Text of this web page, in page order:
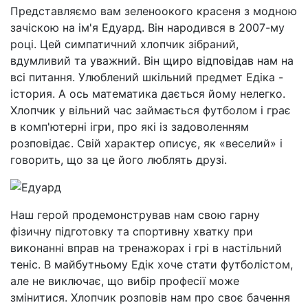
Представляємо вам зеленоокого красеня з модною
зачіскою на ім'я Едуард. Він народився в 2007-му
році. Цей симпатичний хлопчик зібраний,
вдумливий та уважний. Він щиро відповідав нам на
всі питання. Улюблений шкільний предмет Едіка -
істория. А ось математика дається йому нелегко.
Хлопчик у вільний час займається футболом і грає
в комп'ютерні ігри, про які із задоволенням
розповідає. Свій характер описує, як «веселий» і
говорить, що за це його люблять друзі.
Наш герой продемонстрував нам свою гарну
фізичну підготовку та спортивну хватку при
виконанні вправ на тренажорах і грі в настільний
теніс. В майбутньому Едік хоче стати футболістом,
але не виключає, що вибір професії може
змінитися. Хлопчик розповів нам про своє бачення